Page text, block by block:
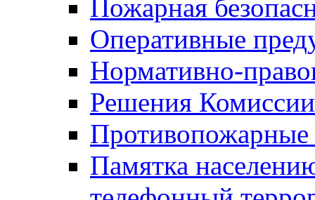
Пожарная
Оперативные
Нормативно-
Решения
Противопожарные
Памятка